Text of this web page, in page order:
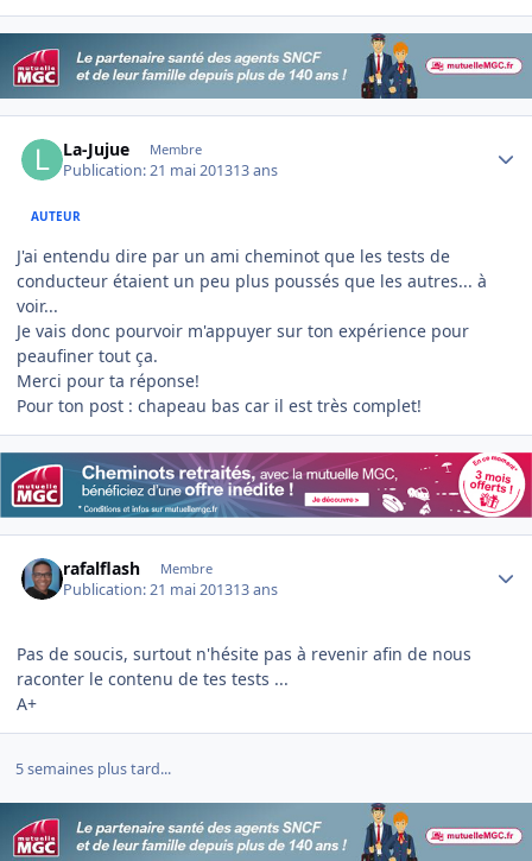
La-Jujue Membre
Publication:21 mai 201313 ans
AUTEUR
J'ai entendu dire par un ami cheminot que les tests de
conducteur étaient un peu plus poussés que les autres... à
voir...
Je vais donc pourvoir m'appuyer sur ton expérience pour
peaufiner tout ça.
Merci pour ta réponse!
Pour ton post : chapeau bas car il est très complet!
rafalflash Membre
Publication:21 mai 201313 ans
Pas de soucis, surtout n'hésite pas à revenir afin de nous
raconter le contenu de tes tests ...
A+
5 semaines plus tard...